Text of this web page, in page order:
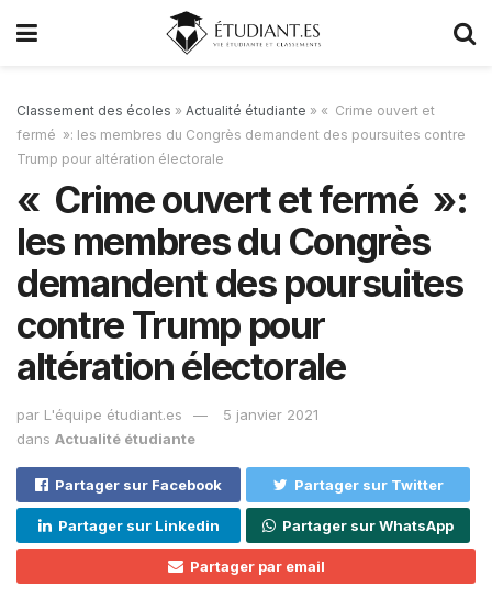
Classement des écoles » Actualité étudiante » « Crime ouvert et
fermé »: les membres du Congrès demandent des poursuites contre
Trump pour altération électorale
« Crime ouvert et fermé »:
les membres du Congrès
demandent des poursuites
contre Trump pour
altération électorale
par L'équipe étudiant.es
5 janvier 2021
dans Actualité étudiante
Partager sur Facebook Partager sur Twitter
Partager sur Linkedin Partager sur WhatsApp
Partager par email